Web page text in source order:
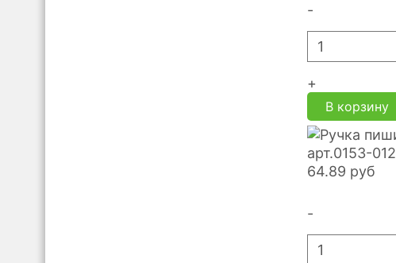
-
+
В корзину
арт.0153-012
64.89 руб
-